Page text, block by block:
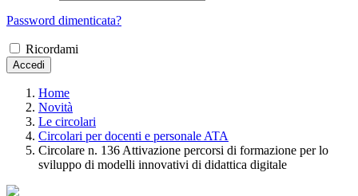
Password dimenticata?
Ricordami
Accedi
Home
Novità
Le circolari
Circolari per docenti e personale ATA
Circolare n. 136 Attivazione percorsi di formazione per lo
sviluppo di modelli innovativi di didattica digitale